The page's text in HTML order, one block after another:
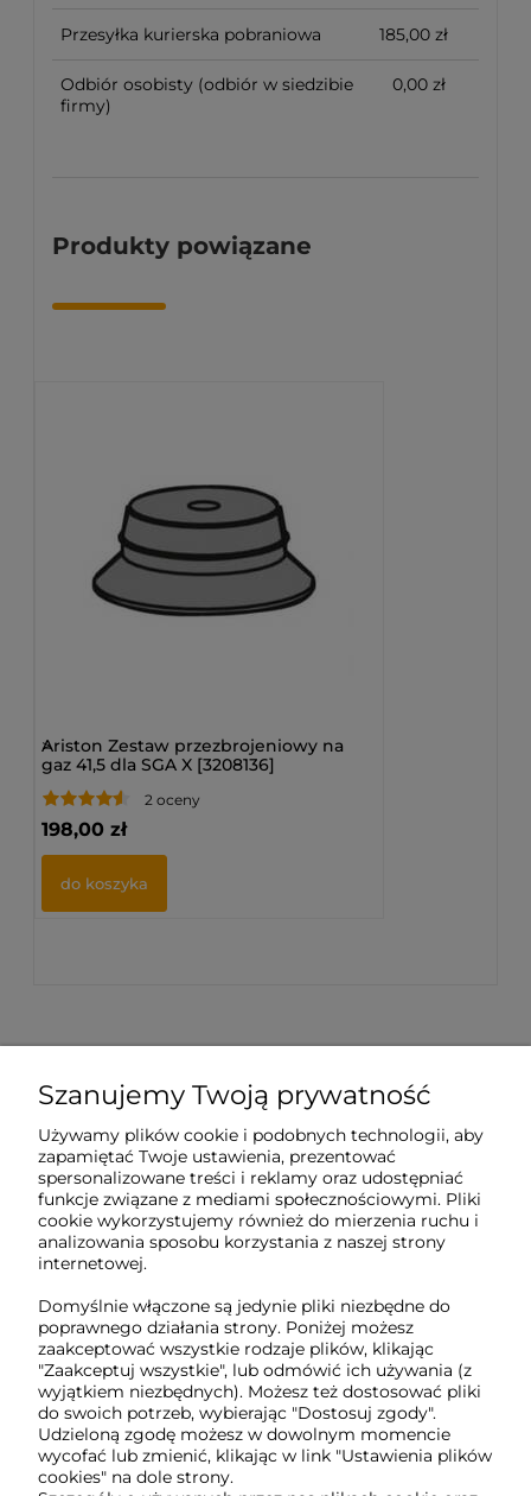
Przesyłka kurierska pobraniowa 185,00 zł
Odbiór osobisty (odbiór w siedzibie
firmy)
0,00 zł
Produkty powiązane
>
Ariston Zestaw przezbrojeniowy na
gaz 41,5 dla SGA X [3208136]
2 oceny
198,00 zł
do koszyka
Sklep internetowy Tukado.pl
pn-pt: 08:00-16:00
791 063 018
biuro@tukado.pl
O nas
Obsługa klienta
Pomoc
Szanujemy Twoją prywatność
Używamy plików cookie i podobnych technologii, aby
zapamiętać Twoje ustawienia, prezentować
spersonalizowane treści i reklamy oraz udostępniać
funkcje związane z mediami społecznościowymi. Pliki
cookie wykorzystujemy również do mierzenia ruchu i
analizowania sposobu korzystania z naszej strony
internetowej.
Domyślnie włączone są jedynie pliki niezbędne do
poprawnego działania strony. Poniżej możesz
zaakceptować wszystkie rodzaje plików, klikając
"Zaakceptuj wszystkie", lub odmówić ich używania (z
wyjątkiem niezbędnych). Możesz też dostosować pliki
do swoich potrzeb, wybierając "Dostosuj zgody".
Udzieloną zgodę możesz w dowolnym momencie
wycofać lub zmienić, klikając w link "Ustawienia plików
cookies" na dole strony.